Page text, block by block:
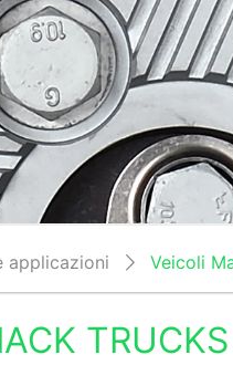
applicazioni Veicoli